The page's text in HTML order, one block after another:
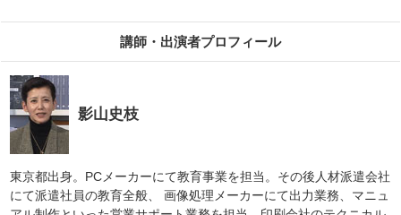
講師・出演者プロフィール
影山史枝
東京都出身。PCメーカーにて教育事業を担当。その後人材派遣会社
にて派遣社員の教育全般、 画像処理メーカーにて出力業務、マニュ